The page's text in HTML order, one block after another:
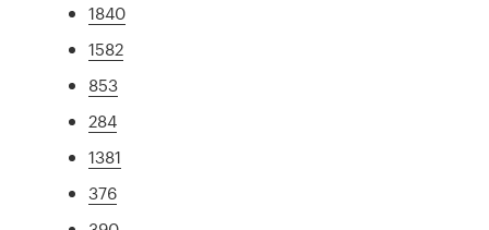
1840
1582
853
284
1381
376